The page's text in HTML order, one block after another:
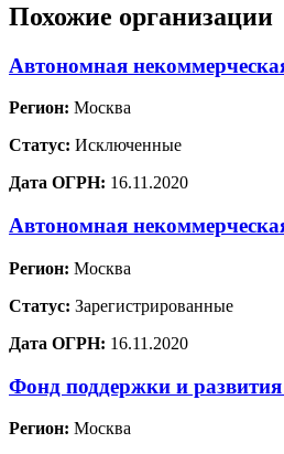
Похожие организации
Автономная
Регион: Москва
Статус: Исключенные
Дата ОГРН: 16.11.2020
Автономная
Регион: Москва
Статус: Зарегистрированные
Дата ОГРН: 16.11.2020
Фонд поддержки и
Регион: Москва